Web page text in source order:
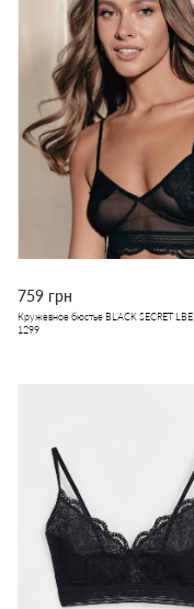
759 грн
Кружевное бюстье BLACK SECRET LBE
1299